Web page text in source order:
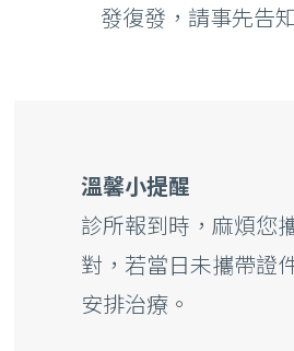
發復發，請事先告知
溫馨小提醒
診所報到時，麻煩您
對，若當日未攜帶證
安排治療。